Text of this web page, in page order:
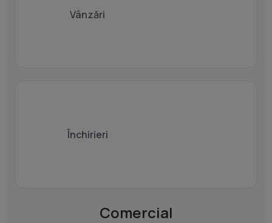
Vânzări
Închirieri
Comercial